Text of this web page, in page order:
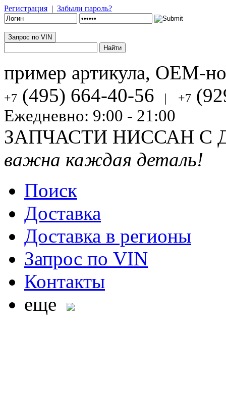
Регистрация | Забыли пароль?
Запрос по VIN
пример артикула, OEM-
+7 (495) 664-40-56 | +7
Ежедневно: 9:00 - 21:00
ЗАПЧАСТИ НИССАН С
важна каждая деталь!
Поиск
Доставка
Доставка в регионы
Запрос по VIN
Контакты
еще